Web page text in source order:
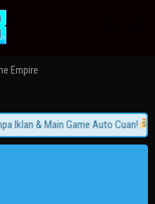
Empire
Iklan & Main Game Auto Cuan!